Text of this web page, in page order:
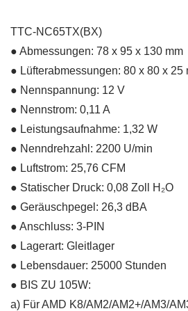
TTC-NC65TX(BX)
● Abmessungen: 78 x 95 x 130 mm
● Lüfterabmessungen: 80 x 80 x 25
● Nennspannung: 12 V
● Nennstrom: 0,11 A
● Leistungsaufnahme: 1,32 W
● Nenndrehzahl: 2200 U/min
● Luftstrom: 25,76 CFM
● Statischer Druck: 0,08 Zoll H₂O
● Geräuschpegel: 26,3 dBA
● Anschluss: 3-PIN
● Lagerart: Gleitlager
● Lebensdauer: 25000 Stunden
● BIS ZU 105W:
a) Für AMD K8/AM2/AM2+/AM3/